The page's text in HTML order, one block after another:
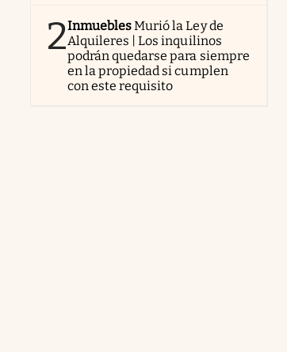
2InmueblesMurió la Ley de
Alquileres | Los inquilinos
podrán quedarse para siempre
en la propiedad si cumplen
con este requisito